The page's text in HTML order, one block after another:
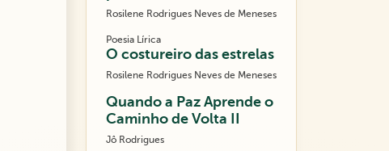
Rosilene Rodrigues Neves de Meneses
Poesia Lírica
O costureiro das estrelas
Rosilene Rodrigues Neves de Meneses
Quando a Paz Aprende o
Caminho de Volta II
Jô Rodrigues